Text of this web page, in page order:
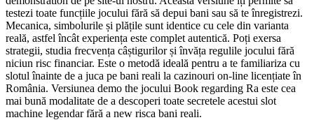
testezi toate funcțiile jocului fără să depui bani sau să te înregistrezi.
Mecanica, simbolurile și plățile sunt identice cu cele din varianta
reală, astfel încât experiența este complet autentică. Poți exersa
strategii, studia frecvența câștigurilor și învăța regulile jocului fără
niciun risc financiar. Este o metodă ideală pentru a te familiariza cu
slotul înainte de a juca pe bani reali la cazinouri on-line licențiate în
România. Versiunea demo the jocului Book regarding Ra este cea
mai bună modalitate de a descoperi toate secretele acestui slot
machine legendar fără a new risca bani reali.